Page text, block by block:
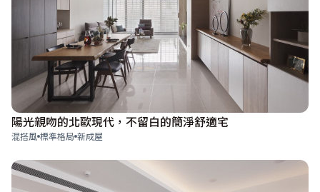
陽光親吻的北歐現代，不留白的簡淨舒適宅
混搭風 標準格局 新成屋